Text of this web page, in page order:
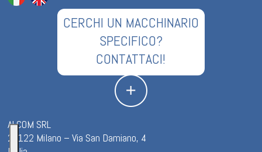
CERCHI UN MACCHINARIO
SPECIFICO?
CONTATTACI!
ALCOM SRL
20122 Milano – Via San Damiano, 4